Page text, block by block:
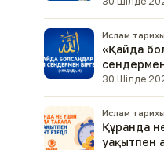
Ислам тарихы
«Қайда
30 Шілде
Ислам тарихы
Құранда
уақытпен